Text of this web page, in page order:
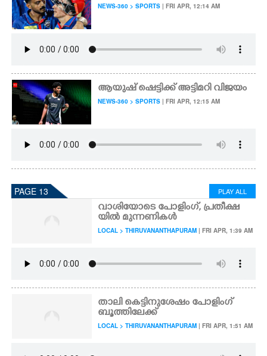
NEWS-360 > SPORTS | FRI APR, 12:14 AM
ആയുഷ് ഷെട്ടിക്ക് അട്ടിമറി വിജയം
NEWS-360 > SPORTS | FRI APR, 12:15 AM
PAGE 13 PLAY ALL
വാശിയോടെ പോളിംഗ്, പ്രതീക്ഷ
യിൽ മുന്നണികൾ
LOCAL > THIRUVANANTHAPURAM | FRI APR, 1:39 AM
താലി കെട്ടിനുശേഷം പോളിംഗ്
ബൂത്തിലേക്ക്
LOCAL > THIRUVANANTHAPURAM | FRI APR, 1:51 AM